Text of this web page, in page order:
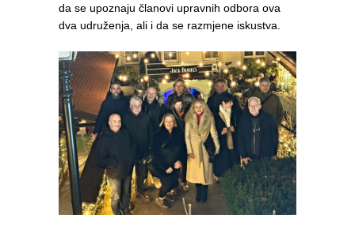
da se upoznaju članovi upravnih odbora ova
dva udruženja, ali i da se razmjene iskustva.